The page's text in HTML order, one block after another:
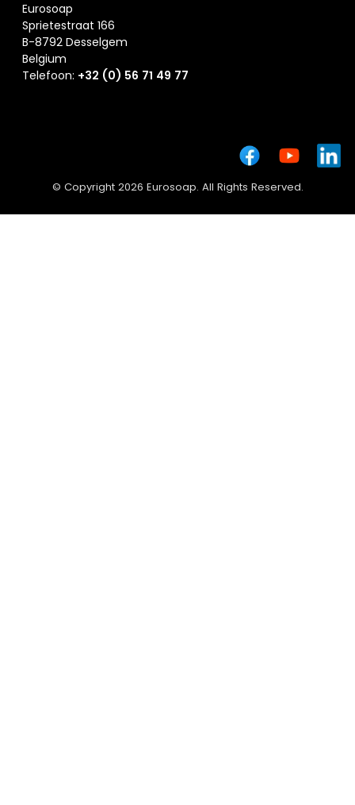
Eurosoap
Sprietestraat 166
B-8792 Desselgem
Belgium
Telefoon: +32 (0) 56 71 49 77
© Copyright 2026 Eurosoap. All Rights Reserved.